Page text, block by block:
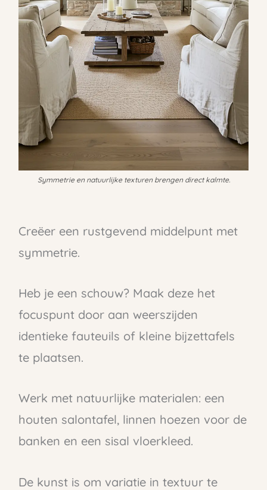
Symmetrie en natuurlijke texturen brengen direct kalmte.
Creëer een rustgevend middelpunt met
symmetrie.
Heb je een schouw? Maak deze het
focuspunt door aan weerszijden
identieke fauteuils of kleine bijzettafels
te plaatsen.
Werk met natuurlijke materialen: een
houten salontafel, linnen hoezen voor de
banken en een sisal vloerkleed.
De kunst is om variatie in textuur te